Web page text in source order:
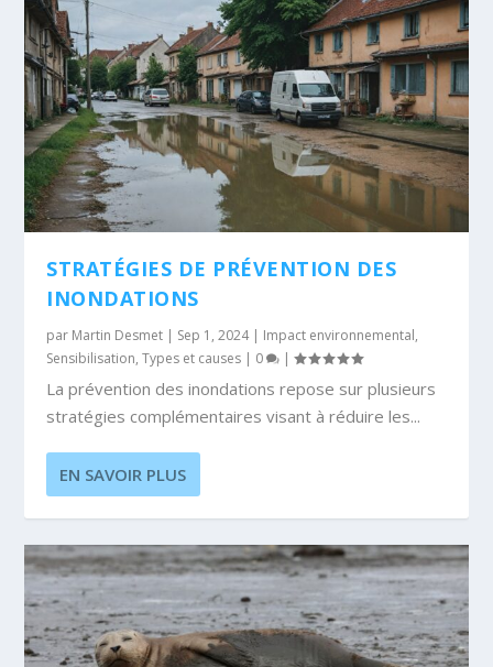
STRATÉGIES DE PRÉVENTION DES
INONDATIONS
par Martin Desmet | Sep 1, 2024| Impact environnemental,
Sensibilisation,Types et causes | 0 |
La prévention des inondations repose sur plusieurs
stratégies complémentaires visant à réduire les...
EN SAVOIR PLUS